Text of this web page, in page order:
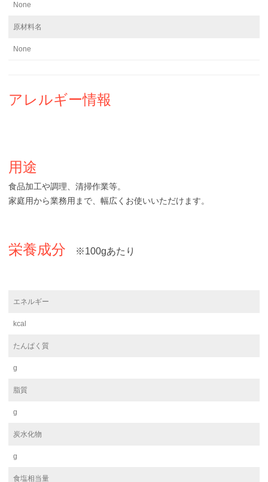
None
原材料名
None
アレルギー情報
用途
食品加工や調理、清掃作業等。
家庭用から業務用まで、幅広くお使いいただけます。
栄養成分 ※100gあたり
エネルギー
kcal
たんぱく質
g
脂質
g
炭水化物
g
食塩相当量